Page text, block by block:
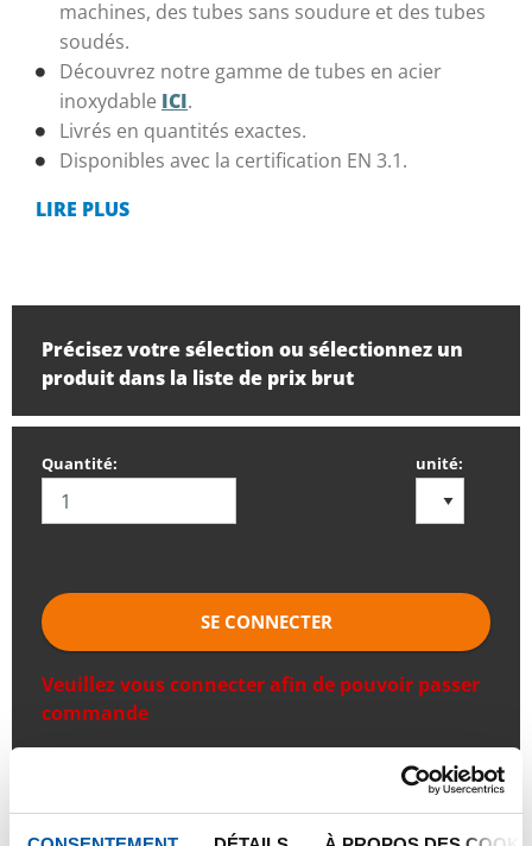
machines, des tubes sans soudure et des tubes
soudés.
Découvrez notre gamme de tubes en acier
inoxydable ICI.
Livrés en quantités exactes.
Disponibles avec la certification EN 3.1.
LIRE PLUS
Précisez votre sélection ou sélectionnez un
produit dans la liste de prix brut
Quantité: unité:
SE CONNECTER
Veuillez vous connecter afin de pouvoir passer
commande
Calculez avec les prix actuels de Testas